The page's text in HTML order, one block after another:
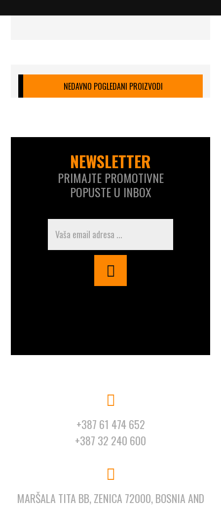
NEDAVNO POGLEDANI PROIZVODI
NEWSLETTER
PRIMAJTE PROMOTIVNE
POPUSTE U INBOX
+387 61 474 652
+387 32 240 600
MARŠALA TITA BB, ZENICA 72000, BOSNIA AND